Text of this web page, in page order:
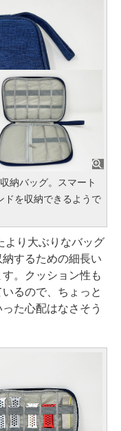
納バッグ。スマート
ドを収納できるようで
り大ぶりなバッグ
するための細長い
。クッション性も
るので、ちょっと
た心配はなさそう